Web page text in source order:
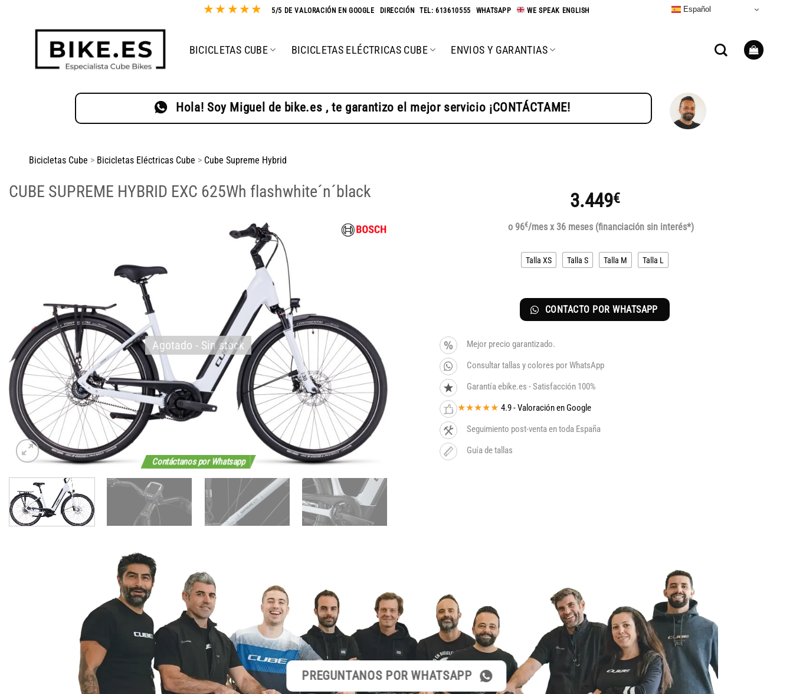
★ ★ ★★★ 5/5 DE VALORACIÓN EN GOOGLE DIRECCIÓN -TEL: 613610555 WHATSAPP WE SPEAK ENGLISH Español
BICICLETAS CUBE BICICLETAS ELÉCTRICAS CUBE ENVIOS Y GARANTIAS
Hola! Soy Miguel de bike.es , te garantizo el mejor servicio ¡CONTÁCTAME!
Bicicletas Cube > Bicicletas Eléctricas Cube > Cube Supreme Hybrid
CUBE SUPREME HYBRID EXC 625Wh flashwhite´n´black
Contáctanos por Whatsapp
Agotado - Sin stock
3.449€
o 96€/mes x 36 meses (financiación sin interés*)
Talla XS Talla S Talla M Talla L
CONTACTO POR WHATSAPP
Mejor precio garantizado.
Consultar tallas y colores por WhatsApp
Garantía ebike.es - Satisfacción 100%
★★★★★ 4.9 - Valoración en Google
Seguimiento post-venta en toda España
Guía de tallas
PREGUNTANOS POR WHATSAPP